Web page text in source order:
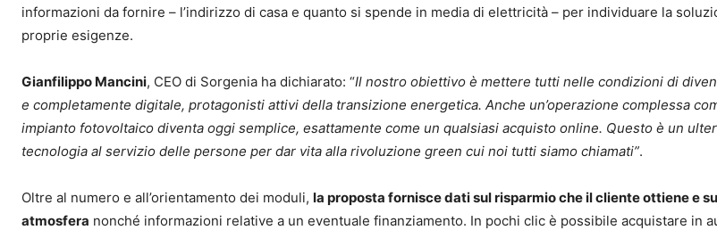
informazioni da fornire – l’indirizzo di casa e quanto si spende in media di elettricità – per individuare la
proprie esigenze.
Gianfilippo Mancini, CEO di Sorgenia ha dichiarato: “Il nostro obiettivo è mettere tutti nelle condizioni di
e completamente digitale, protagonisti attivi della transizione energetica. Anche un’operazione complessa
impianto fotovoltaico diventa oggi semplice, esattamente come un qualsiasi acquisto online. Questo è un
tecnologia al servizio delle persone per dar vita alla rivoluzione green cui noi tutti siamo chiamati”.
Oltre al numero e all’orientamento dei moduli, la proposta fornisce dati sul risparmio che il cliente ottiene e
atmosfera nonché informazioni relative a un eventuale finanziamento. In pochi clic è possibile acquistare in